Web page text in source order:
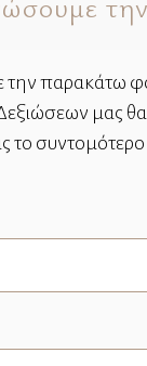
παρακάτω
μας θα
συντομότερο